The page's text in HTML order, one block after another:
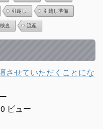
引越し 引越し準備
検査 流産
させていただくことにな
ビュー